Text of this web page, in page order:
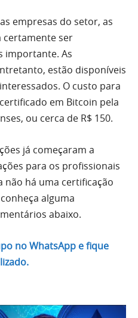
empresas do setor, as
certamente ser
importante. As
estão disponíveis
O custo para
em Bitcoin pela
ou cerca de R$ 150.
já começaram a
para os profissionais
não há uma certificação
alguma
abaixo.
no WhatsApp e fique